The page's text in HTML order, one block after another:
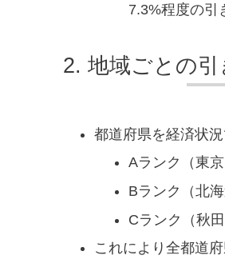
7.3%程度の引
地域ごとの
都道府県を経済状
Aランク（東
Bランク（北
Cランク（秋
これにより全都道